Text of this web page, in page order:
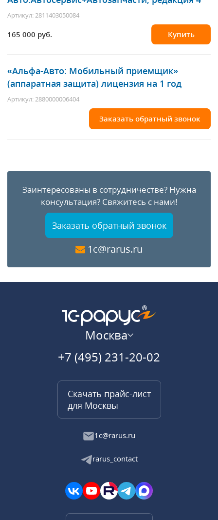
Артикул: 2811403050084
165 000 руб. Купить
«Альфа-Авто: Мобильный приемщик»
(аппаратная защита) лицензия на 1 год
Артикул: 2880000006404
Заказать обратный звонок
Заинтересованы в сотрудничестве?Нужна
консультация? Свяжитесь с нами!
Заказать обратный звонок
1c@rarus.ru
Москва
+7 (495) 231-20-02
Скачать прайс-лист
для Москвы
1c@rarus.ru
rarus_contact